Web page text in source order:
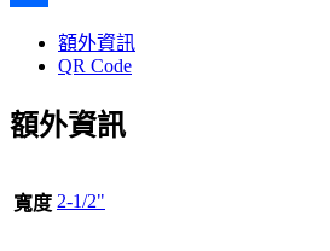
額外資訊
QR Code
額外資訊
寬度 2-1/2"